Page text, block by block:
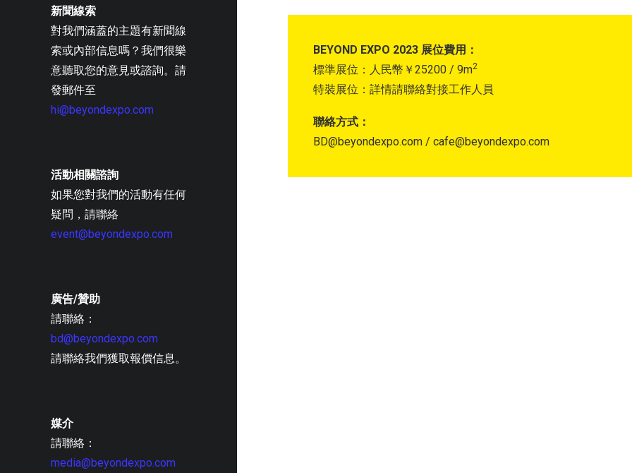
新聞線索
對我們涵蓋的主題有新聞線
索或內部信息嗎？我們很樂
意聽取您的意見或諮詢。請
發郵件至
hi@beyondexpo.com
活動相關諮詢
如果您對我們的活動有任何
疑問，請聯絡
event@beyondexpo.com
廣告/贊助
請聯絡：
bd@beyondexpo.com
請聯絡我們獲取報價信息。
媒介
請聯絡：
media@beyondexpo.com
BEYOND EXPO 2023 展位費用：
標準展位：人民幣￥25200 / 9m2
特裝展位：詳情請聯絡對接工作人員
聯絡方式：
BD@beyondexpo.com / cafe@beyondexpo.com